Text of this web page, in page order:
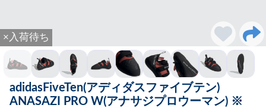
×入荷待ち
adidasFiveTen(アディダスファイブテン)
ANASAZI PRO W(アナサジプロウーマン) ※